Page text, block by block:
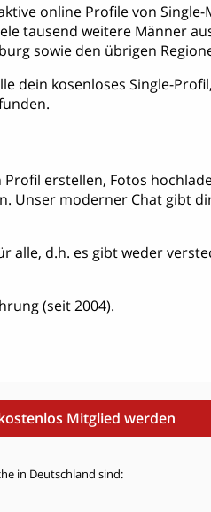
online Profile von
tausend weitere Männer
sowie den übrigen
dein kosenloses Single-
erstellen, Fotos
Unser moderner Chat gibt
alle, d.h. es gibt weder
(seit 2004).
Mitglied werden
in Deutschland sind: